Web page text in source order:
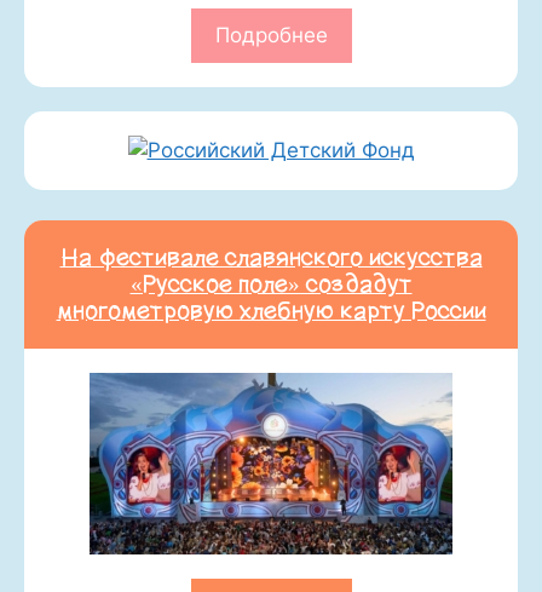
Подробнее
На фестивале славянского искусства
«Русское поле» создадут
многометровую хлебную карту России